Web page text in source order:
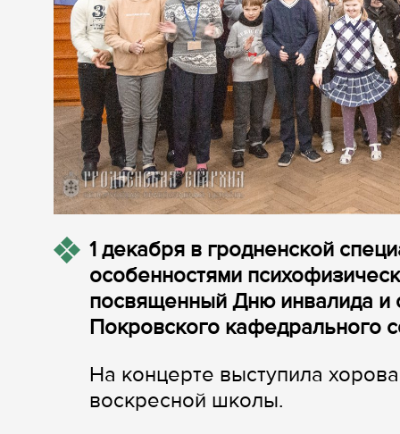
1 декабря в гродненской
особенностями
посвященный Дню инвалида и
Покровского кафедрального
На концерте выступила
воскресной школы.